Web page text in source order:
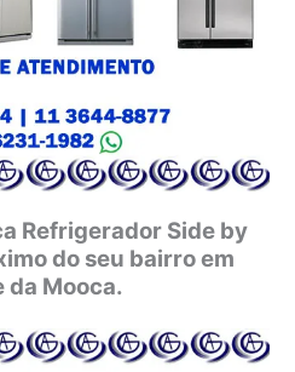
Refrigerador Side by
do seu bairro em
da Mooca.